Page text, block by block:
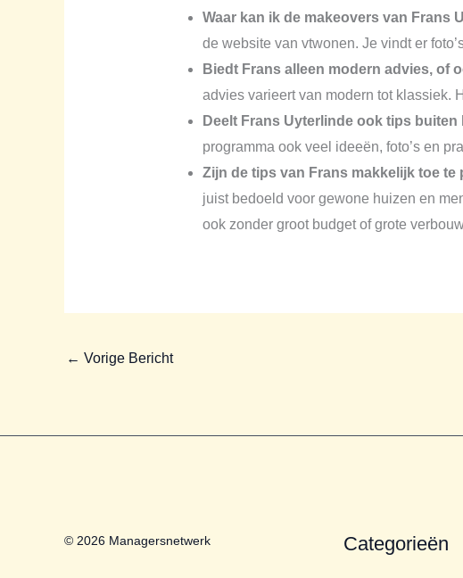
Waar kan ik de makeovers van Frans
de website van vtwonen. Je vindt er
Biedt Frans alleen modern advies, of
advies varieert van modern tot klassiek.
Deelt Frans Uyterlinde ook tips
programma ook veel ideeën, foto’s en
Zijn de tips van Frans makkelijk toe
juist bedoeld voor gewone huizen en
ook zonder groot budget of grote
← Vorige Bericht
© 2026 Managersnetwerk Categorieën